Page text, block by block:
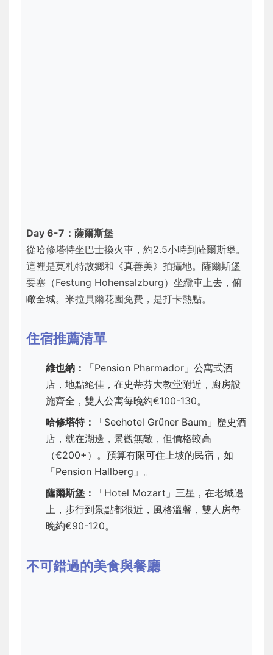
Day 6-7：薩爾斯堡
從哈修塔特坐巴士換火車，約2.5小時到薩爾斯堡。
這裡是莫札特故鄉和《真善美》拍攝地。薩爾斯堡
要塞（Festung Hohensalzburg）坐纜車上去，俯
瞰全城。米拉貝爾花園免費，是打卡熱點。
住宿推薦清單
維也納：
「Pension Pharmador」公寓式酒
店，地點絕佳，在史蒂芬大教堂附近，廚房設
施齊全，雙人公寓每晚約€100-130。
哈修塔特：
「Seehotel Grüner Baum」歷史酒
店，就在湖邊，景觀無敵，但價格較高
（€200+）。預算有限可住上坡的民宿，如
「Pension Hallberg」。
薩爾斯堡：
「Hotel Mozart」三星，在老城邊
上，步行到景點都很近，風格溫馨，雙人房每
晚約€90-120。
不可錯過的美食與餐廳